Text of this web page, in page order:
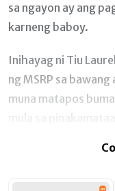
sa ngayon ay ang
karneng baboy.
Inihayag ni Tiu
ng MSRP sa
muna matapos
mula sa